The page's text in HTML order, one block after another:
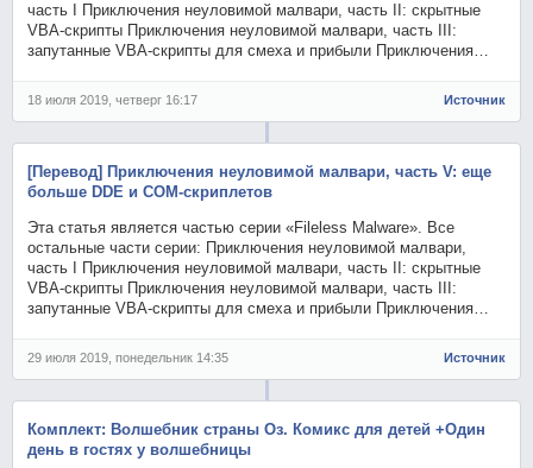
часть I Приключения неуловимой малвари, часть II: скрытные
VBA-скрипты Приключения неуловимой малвари, часть III:
запутанные VBA-скрипты для смеха и прибыли Приключения…
18 июля 2019, четверг 16:17 Источник
[Перевод] Приключения неуловимой малвари, часть V: еще
больше DDE и COM-скриплетов
Эта статья является частью серии «Fileless Malware». Все
остальные части серии: Приключения неуловимой малвари,
часть I Приключения неуловимой малвари, часть II: скрытные
VBA-скрипты Приключения неуловимой малвари, часть III:
запутанные VBA-скрипты для смеха и прибыли Приключения…
29 июля 2019, понедельник 14:35 Источник
Комплект: Волшебник страны Оз. Комикс для детей +Один
день в гостях у волшебницы